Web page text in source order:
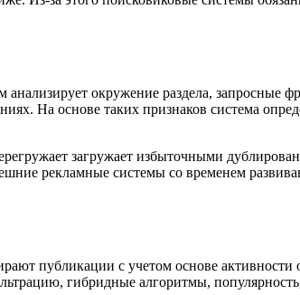
окружение раздела, запросные
На основе таких признаков система
загружает избыточными
рекламные системы со временем
публикации с учетом основе активности
гибридные алгоритмы,